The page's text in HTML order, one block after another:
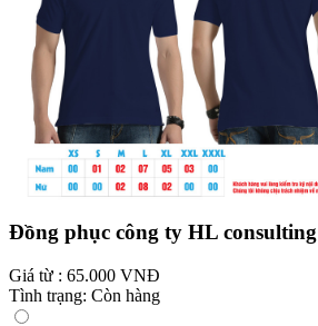
Đồng phục công ty HL consulting
Giá từ : 65.000 VNĐ
Tình trạng: Còn hàng